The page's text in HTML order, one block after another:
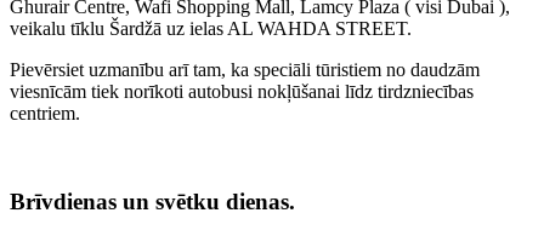
Ghurair Centre, Wafi Shopping Mall, Lamcy Plaza ( visi Dubai ),
veikalu tīklu Šardžā uz ielas AL WAHDA STREET.
Pievērsiet uzmanību arī tam, ka speciāli tūristiem no daudzām
viesnīcām tiek norīkoti autobusi nokļūšanai līdz tirdzniecības
centriem.
Brīvdienas un svētku dienas.